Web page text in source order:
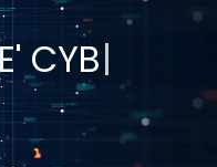
D ATA C